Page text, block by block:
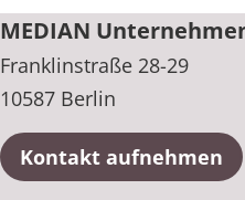
MEDIAN
Franklinstraße 28-29
10587 Berlin
Kontakt aufnehmen